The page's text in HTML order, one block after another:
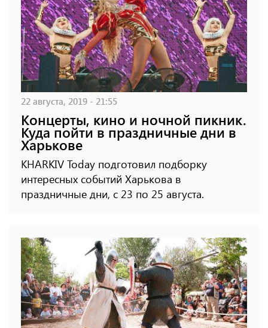
22 августа, 2019 - 21:55
Концерты, кино и ночной пикник.
Куда пойти в праздничные дни в
Харькове
KHARKIV Today подготовил подборку
интересных событий Харькова в
праздничные дни, с 23 по 25 августа.